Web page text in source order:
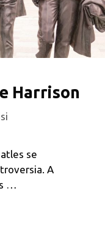
Harrison
se
A
…